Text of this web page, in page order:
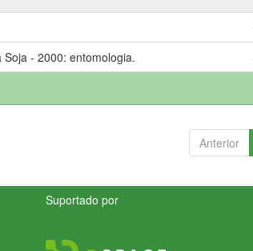
- 2000: entomologia.
Anterior
Suportado por